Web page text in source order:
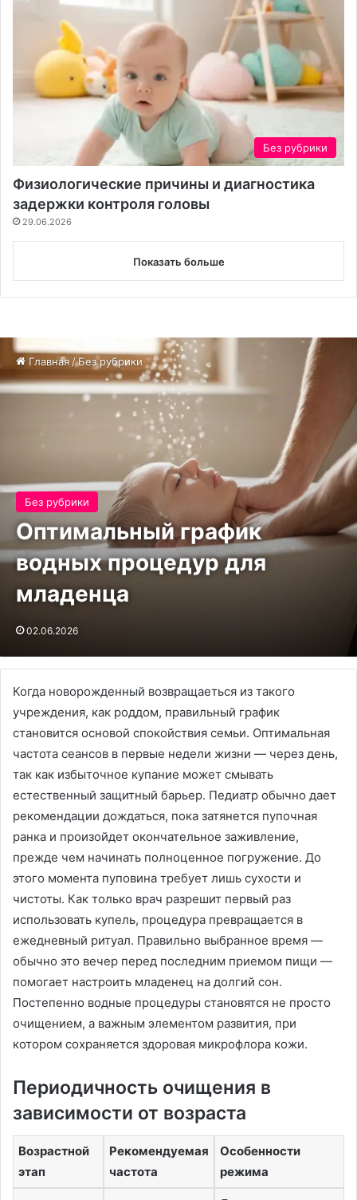
Без рубрики
Физиологические причины и диагностика
задержки контроля головы
29.06.2026
Показать больше